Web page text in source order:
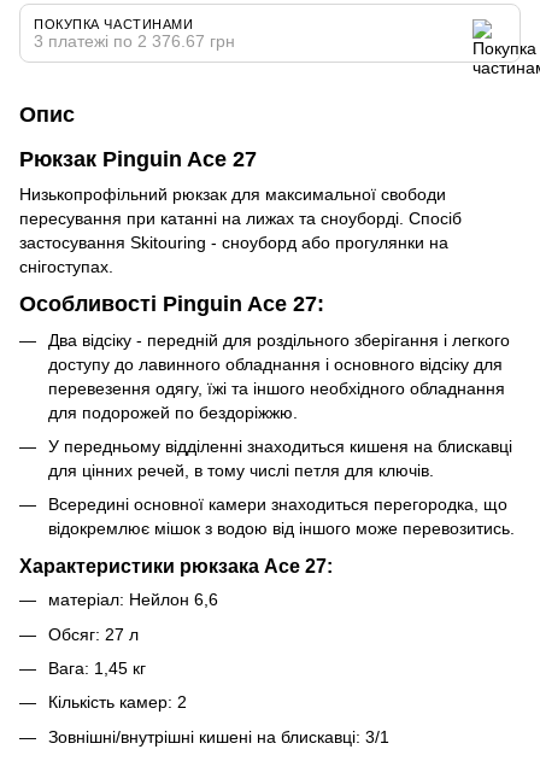
ПОКУПКА ЧАСТИНАМИ
3 платежі по 2 376.67 грн
Опис
Рюкзак Pinguin Ace 27
Низькопрофільний рюкзак для максимальної свободи
пересування при катанні на лижах та сноуборді. Спосіб
застосування Skitouring - сноуборд або прогулянки на
снігоступах.
Особливості Pinguin Ace 27:
Два відсіку - передній для роздільного зберігання і легкого
доступу до лавинного обладнання і основного відсіку для
перевезення одягу, їжі та іншого необхідного обладнання
для подорожей по бездоріжжю.
У передньому відділенні знаходиться кишеня на блискавці
для цінних речей, в тому числі петля для ключів.
Всередині основної камери знаходиться перегородка, що
відокремлює мішок з водою від іншого може перевозитись.
Характеристики рюкзака Ace 27:
матеріал: Нейлон 6,6
Обсяг: 27 л
Вага: 1,45 кг
Кількість камер: 2
Зовнішні/внутрішні кишені на блискавці: 3/1